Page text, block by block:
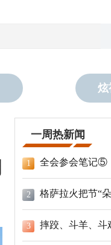
炫
一周热新闻
1 全会参会笔记⑤
2 格萨拉火把节“
3 摔跤、斗羊、斗